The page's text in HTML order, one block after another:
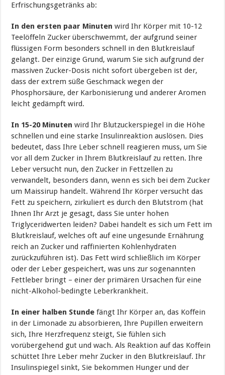
Erfrischungsgetränks ab:
In den ersten paar Minuten wird Ihr Körper mit 10-12
Teelöffeln Zucker überschwemmt, der aufgrund seiner
flüssigen Form besonders schnell in den Blutkreislauf
gelangt. Der einzige Grund, warum Sie sich aufgrund der
massiven Zucker-Dosis nicht sofort übergeben ist der,
dass der extrem süße Geschmack wegen der
Phosphorsäure, der Karbonisierung und anderer Aromen
leicht gedämpft wird.
In 15-20 Minuten wird Ihr Blutzuckerspiegel in die Höhe
schnellen und eine starke Insulinreaktion auslösen. Dies
bedeutet, dass Ihre Leber schnell reagieren muss, um Sie
vor all dem Zucker in Ihrem Blutkreislauf zu retten. Ihre
Leber versucht nun, den Zucker in Fettzellen zu
verwandelt, besonders dann, wenn es sich bei dem Zucker
um Maissirup handelt. Während Ihr Körper versucht das
Fett zu speichern, zirkuliert es durch den Blutstrom (hat
Ihnen Ihr Arzt je gesagt, dass Sie unter hohen
Triglyceridwerten leiden? Dabei handelt es sich um Fett im
Blutkreislauf, welches oft auf eine ungesunde Ernährung
reich an Zucker und raffinierten Kohlenhydraten
zurückzuführen ist). Das Fett wird schließlich im Körper
oder der Leber gespeichert, was uns zur sogenannten
Fettleber bringt – einer der primären Ursachen für eine
nicht-Alkohol-bedingte Leberkrankheit.
In einer halben Stunde fängt Ihr Körper an, das Koffein
in der Limonade zu absorbieren, Ihre Pupillen erweitern
sich, Ihre Herzfrequenz steigt, Sie fühlen sich
vorübergehend gut und wach. Als Reaktion auf das Koffein
schüttet Ihre Leber mehr Zucker in den Blutkreislauf. Ihr
Insulinspiegel sinkt, Sie bekommen Hunger und der